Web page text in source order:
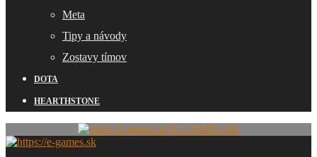
Meta
Tipy a návody
Zostavy tímov
DOTA
HEARTHSTONE
E-GAMES.SK